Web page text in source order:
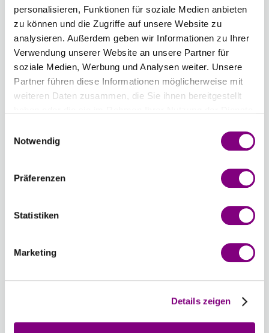
personalisieren, Funktionen für soziale Medien anbieten
zu können und die Zugriffe auf unsere Website zu
analysieren. Außerdem geben wir Informationen zu Ihrer
Verwendung unserer Website an unsere Partner für
soziale Medien, Werbung und Analysen weiter. Unsere
Partner führen diese Informationen möglicherweise mit
weiteren Daten zusammen, die Sie ihnen bereitgestellt
Notwendig
Präferenzen
Statistiken
Marketing
Details zeigen
EICHE
UNI
COLOUR
PFIRSICHROSA
UNI
COLOUR
WÜSTENROSE
UNI
COLOUR
ROSENBLATT
UNI
COLOUR
ERDBEEREIS
UNI
COLOUR
SÜSSE
UNI
COLOUR
55 -
HELLES
BEIGE
56 -
PFEFFERMINZE
UNI
57 -
BORDEAUX
UNI
58 -
DUNKLE
TRAUBE
59 -
WEINROT
UNI
60 -
HELLOLIV
UNI
COLOUR
61 -
UNI
62 -
UNI
Chargennummer:
+
Gesamtsumme: Preis ab 3.97EUR